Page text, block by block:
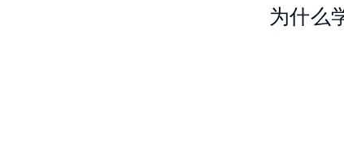
为什么